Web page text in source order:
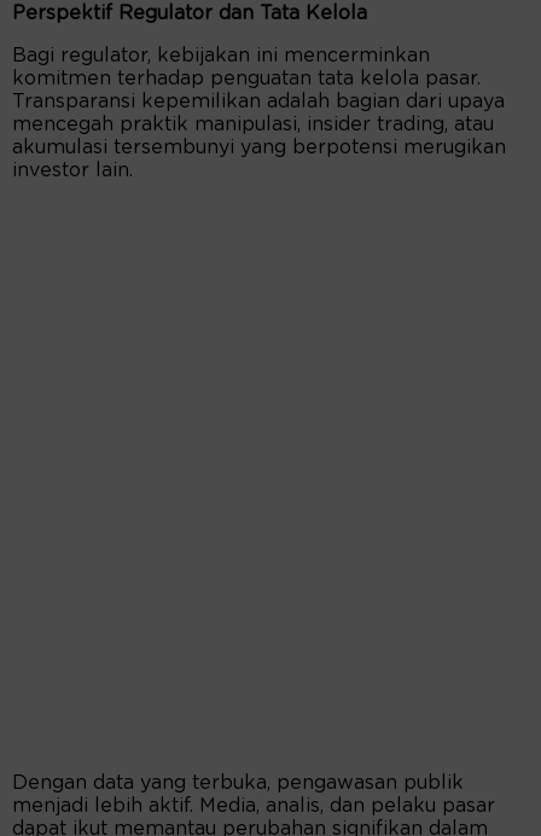
Perspektif Regulator dan Tata Kelola
Bagi regulator, kebijakan ini mencerminkan
komitmen terhadap penguatan tata kelola pasar.
Transparansi kepemilikan adalah bagian dari upaya
mencegah praktik manipulasi, insider trading, atau
akumulasi tersembunyi yang berpotensi merugikan
investor lain.
Dengan data yang terbuka, pengawasan publik
menjadi lebih aktif. Media, analis, dan pelaku pasar
dapat ikut memantau perubahan signifikan dalam